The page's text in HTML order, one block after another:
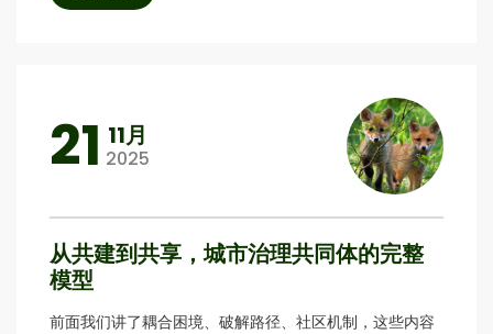
21 11月
2025
从共建到共享，城市治理共同体的完整
模型
前面我们讲了耦合困境、破解路径、社区机制，这些内容